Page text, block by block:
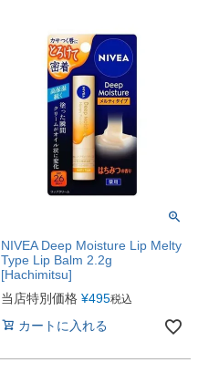
NIVEA Deep Moisture Lip Melty
Type Lip Balm 2.2g
[Hachimitsu]
当店特別価格 ¥495税込
カートに入れる